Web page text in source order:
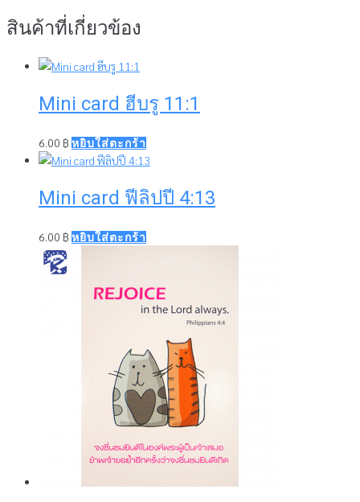
สินค้าที่เกี่ยวข้อง
Mini card ฮีบรู 11:1
6.00 ฿ หยิบใส่ตะกร้า
Mini card ฟีลิปปี 4:13
6.00 ฿ หยิบใส่ตะกร้า